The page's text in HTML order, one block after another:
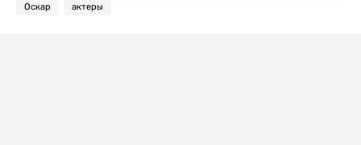
Оскар актеры